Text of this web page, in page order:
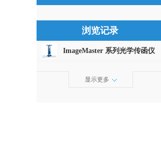
浏览记录
ImageMaster 系列光学传函仪
显示更多